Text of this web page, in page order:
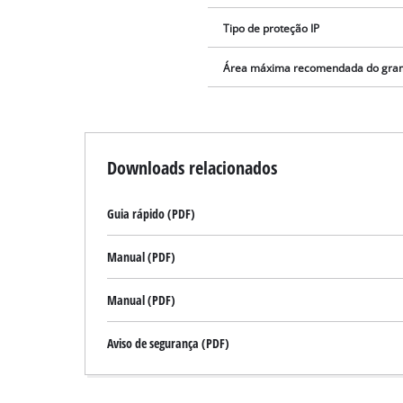
Tipo de proteção IP
Área máxima recomendada do
Downloads relacionados
Guia rápido (PDF)
Manual (PDF)
Manual (PDF)
Aviso de segurança (PDF)